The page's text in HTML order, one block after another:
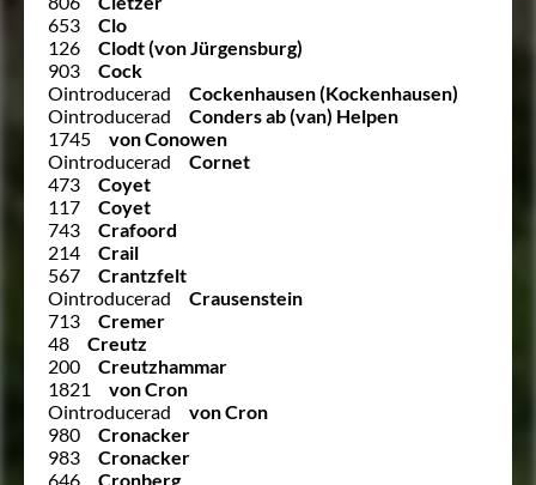
653
Clo
126
Clodt (von Jürgensburg)
903
Cock
Ointroducerad
Cockenhausen (Kockenhausen)
Ointroducerad
Conders ab (van) Helpen
1745
von Conowen
Ointroducerad
Cornet
473
Coyet
117
Coyet
743
Crafoord
214
Crail
567
Crantzfelt
Ointroducerad
Crausenstein
713
Cremer
48
Creutz
200
Creutzhammar
1821
von Cron
Ointroducerad
von Cron
980
Cronacker
983
Cronacker
646
Cronberg